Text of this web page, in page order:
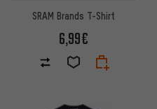
SRAM Brands T-Shirt
6,99€